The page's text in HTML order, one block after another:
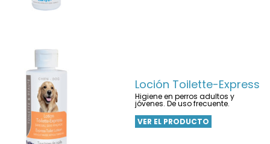
Loción Toilette-Express
Higiene en perros adultos y
jóvenes. De uso frecuente.
VER EL PRODUCTO